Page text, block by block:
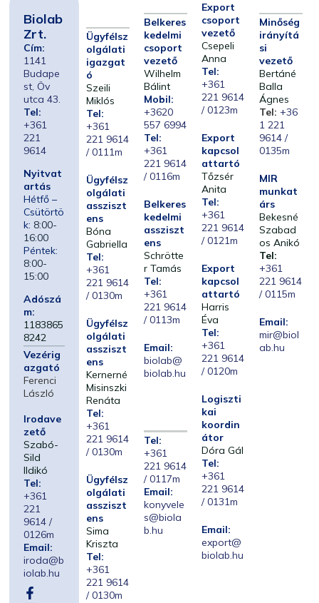
Biolab
Zrt.
Cím:
1141
Budape
st, Öv
utca 43.
Tel:
+361
221
9614
Nyitvat
artás
Hétfő –
Csütörtö
k: 8:00-
16:00
Péntek:
8:00-
15:00
Adószá
m:
1183865
8242
Vezérig
azgató
Ferenci
László
Irodave
zető
Szabó-
Sild
Ildikó
Tel:
+361
221
9614 /
0126m
Email:
iroda@b
iolab.hu
Ügyfélsz
olgálati
igazgat
ó
Szeili
Miklós
Tel:
+361
221 9614
/ 0111m
Ügyfélsz
olgálati
assziszt
ens
Bóna
Gabriella
Tel:
+361
221 9614
/ 0130m
Ügyfélsz
olgálati
assziszt
ens
Kernerné
Misinszki
Renáta
Tel:
+361
221 9614
/ 0130m
Ügyfélsz
olgálati
assziszt
ens
Sima
Kriszta
Tel:
+361
221 9614
/ 0130m
Belkeres
kedelmi
csoport
vezető
Wilhelm
Bálint
Mobil:
+3620
557 6994
Tel:
+361
221 9614
/ 0116m
Belkeres
kedelmi
assziszt
ens
Schrötte
r Tamás
Tel:
+361
221 9614
/ 0113m
Email:
biolab@
biolab.hu
Tel:
+361
221 9614
/ 0117m
Email:
konyvele
s@biola
b.hu
Export
csoport
vezető
Csepeli
Anna
Tel:
+361
221 9614
/ 0123m
Export
kapcsol
attartó
Tőzsér
Anita
Tel:
+361
221 9614
/ 0121m
Export
kapcsol
attartó
Harris
Éva
Tel:
+361
221 9614
/ 0120m
Logiszti
kai
koordin
átor
Dóra Gál
Tel:
+361
221 9614
/ 0131m
Email:
export@
biolab.hu
Minőség
irányítá
si
vezető
Bertáné
Balla
Ágnes
Tel: +36
1 221
9614 /
0135m
MIR
munkat
árs
Bekesné
Szabad
os Anikó
Tel:
+361
221 9614
/ 0115m
Email:
mir@biol
ab.hu